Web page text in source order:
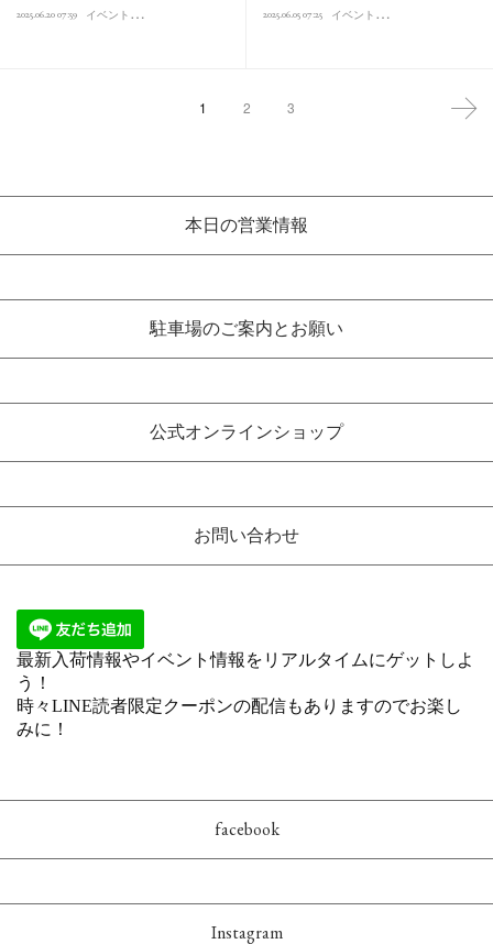
2025.06.20 07:59 イ
ベントレポート 2025.06.05 07:25 イ
ベントレポート
1 2 3
本日の営業情報
駐車場のご案内とお願い
公式オンラインショップ
お問い合わせ
facebook
Instagram